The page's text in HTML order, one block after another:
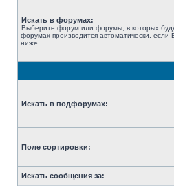
Искать в форумах:
Выберите форум или форумы, в которых
форумах производится автоматически,
ниже.
Искать в подфорумах:
Поле сортировки:
Искать сообщения за: